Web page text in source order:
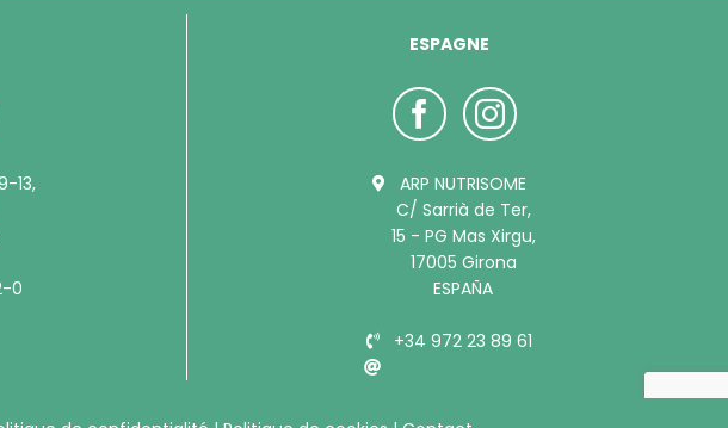
13,
0
ESPAGNE
ARP NUTRISOME
C/ Sarrià de Ter,
15 - PG Mas Xirgu,
17005 Girona
ESPAÑA
+34 972 23 89 61